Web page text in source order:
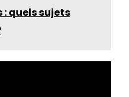
: quels sujets